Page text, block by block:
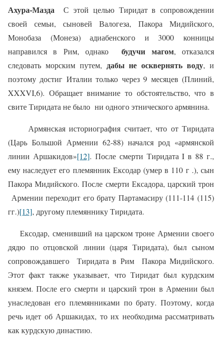
Ахура-Мазда
С этой целью Тиридат в сопровождении
своей семьи, сыновей Валогеза, Пакора Мидийского,
Монобаза (Монеза) адиабенского и 3000 конницы
направился в Рим, однако
будучи магом, отказался
следовать морским путем, дабы не осквернять воду, и
поэтому достиг Италии только через 9 месяцев (Плиний,
XXXVI,6). Обращает внимание то обстоятельство, что в
свите Тиридата не было ни одного этнического армянина.
Армянская историография считает, что от Тиридата
(Царь Большой Армении 62-88) начался род «армянской
линии Аршакидов»[12]. После смерти ТиридатаI в 88 г.,
ему наследует его племянник Ексодар (умер в 110 г .), сын
Пакора Мидийского. После смерти Ексадора, царский трон
Армении переходит его брату Партамасиру (111-114 (115)
гг.)[13], другому племяннику Тиридата.
Ексодар, сменивший на царском троне Армении своего
дядю по отцовской линии (царя Тиридата), был сыном
сопровождавшего
Тиридата в Рим Пакора Мидийского.
Этот факт также указывает, что Тиридат был курдским
князем. После его смерти и царский трон в Армении был
унаследован его племянниками по брату. Поэтому, когда
речь идет об Аршакидах, то их необходима рассматривать
как курдскую династию.